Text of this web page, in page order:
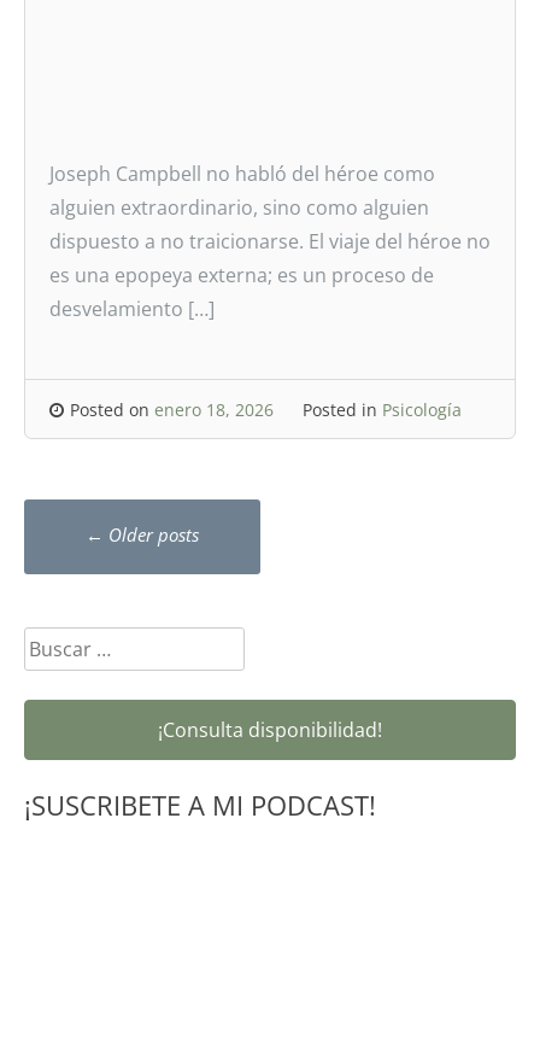
Joseph Campbell no habló del héroe como
alguien extraordinario, sino como alguien
dispuesto a no traicionarse. El viaje del héroe no
es una epopeya externa; es un proceso de
desvelamiento […]
Posted on enero 18, 2026 Posted in Psicología
Posts
navigation
← Older posts
Buscar:
¡Consulta disponibilidad!
¡SUSCRIBETE A MI PODCAST!